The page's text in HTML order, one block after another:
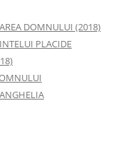
DOMNULUI (2018)
PLACIDE